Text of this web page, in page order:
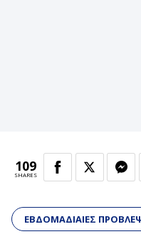
109
SHARES
ΕΒΔΟΜΑΔΙΑΙΕΣ